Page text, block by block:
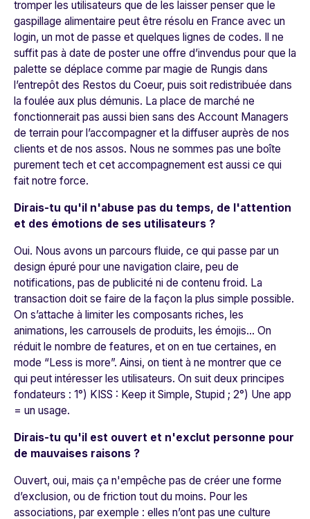
tromper les utilisateurs que de les laisser penser que le
gaspillage alimentaire peut être résolu en France avec un
login, un mot de passe et quelques lignes de codes. Il ne
suffit pas à date de poster une offre d’invendus pour que la
palette se déplace comme par magie de Rungis dans
l’entrepôt des Restos du Coeur, puis soit redistribuée dans
la foulée aux plus démunis. La place de marché ne
fonctionnerait pas aussi bien sans des Account Managers
de terrain pour l’accompagner et la diffuser auprès de nos
clients et de nos assos. Nous ne sommes pas une boîte
purement tech et cet accompagnement est aussi ce qui
fait notre force.
Dirais-tu qu'il n'abuse pas du temps, de l'attention
et des émotions de ses utilisateurs ?
Oui. Nous avons un parcours fluide, ce qui passe par un
design épuré pour une navigation claire, peu de
notifications, pas de publicité ni de contenu froid. La
transaction doit se faire de la façon la plus simple possible.
On s’attache à limiter les composants riches, les
animations, les carrousels de produits, les émojis… On
réduit le nombre de features, et on en tue certaines, en
mode “Less is more”. Ainsi, on tient à ne montrer que ce
qui peut intéresser les utilisateurs. On suit deux principes
fondateurs : 1°) KISS : Keep it Simple, Stupid ; 2°) Une app
= un usage.
Dirais-tu qu'il est ouvert et n'exclut personne pour
de mauvaises raisons ?
Ouvert, oui, mais ça n'empêche pas de créer une forme
d’exclusion, ou de friction tout du moins. Pour les
associations, par exemple : elles n’ont pas une culture